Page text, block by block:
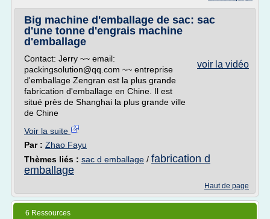
Big machine d'emballage de sac: sac
d'une tonne d'engrais machine
d'emballage
voir la vidéo
Contact: Jerry ~~ email:
packingsolution@qq.com ~~ entreprise
d'emballage Zengran est la plus grande
fabrication d'emballage en Chine. Il est
situé près de Shanghai la plus grande ville
de Chine
Voir la suite
Par : Zhao Fayu
Thèmes liés : sac d emballage / fabrication d
emballage
Haut de page
6 Ressources